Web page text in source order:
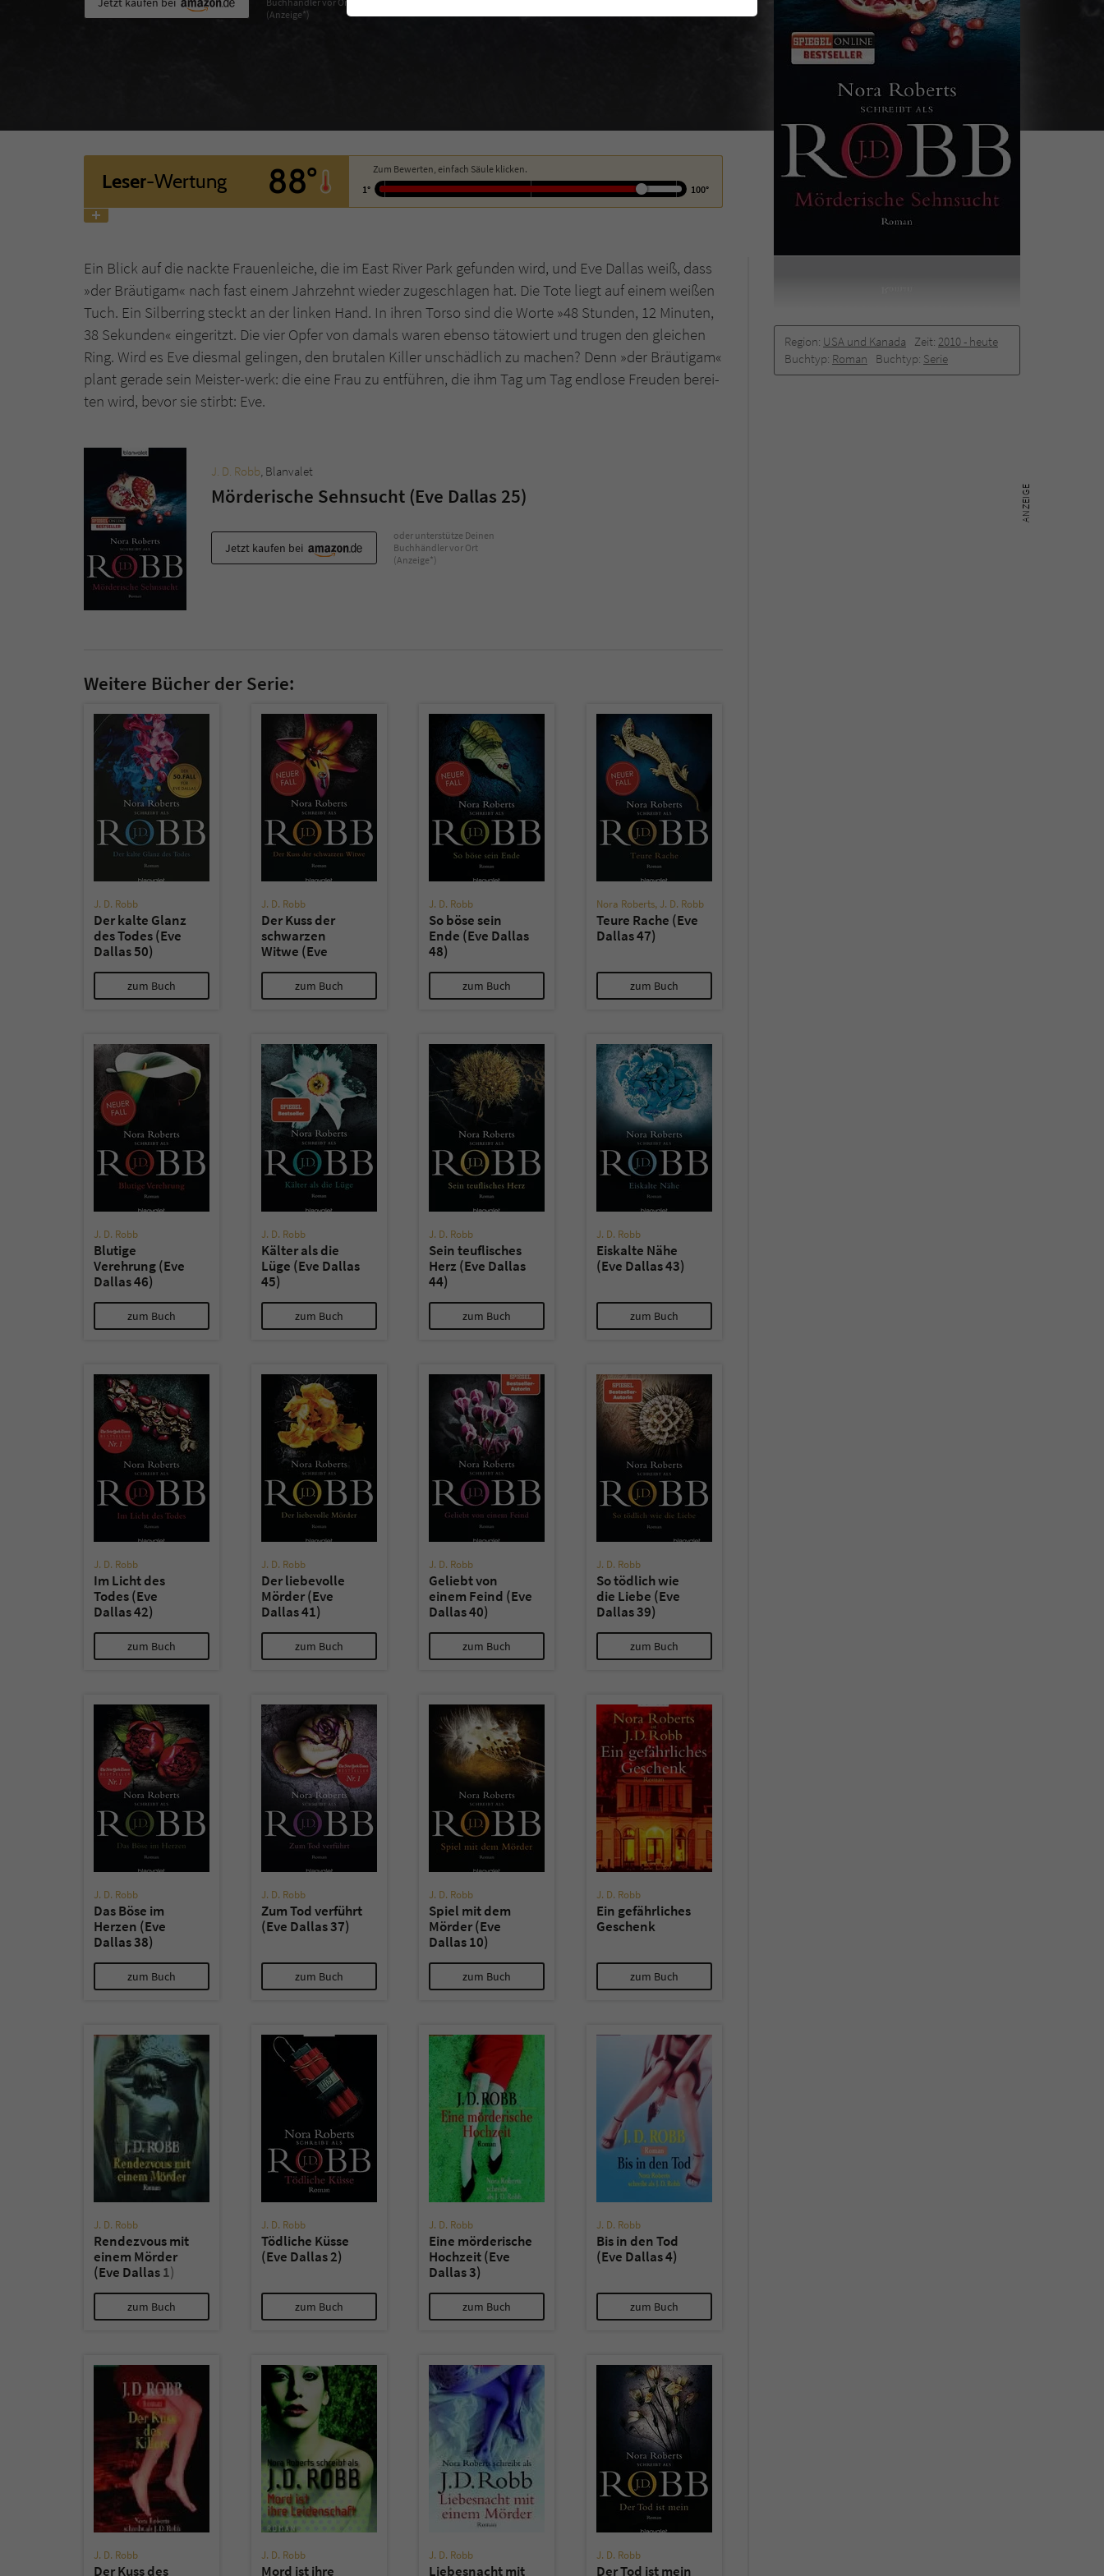
Region: USA und Kanada Zeit: 2010 -­ heute
Buchtyp: Roman Buchtyp: Serie
(Anzeige*)
Leser-Wertung 88°
Zum Bewerten, einfach Säule klicken.
1°
100°
Ein Blick auf die nackte Frauenleiche, die im East River Park gefunden wird, und Eve Dallas weiß, dass
»der Bräutigam« nach fast einem Jahrzehnt wieder zugeschlagen hat. Die Tote liegt auf einem weißen
Tuch. Ein Silberring steckt an der linken Hand. In ihren Torso sind die Worte »48 Stunden, 12 Minuten,
38 Sekunden« eingeritzt. Die vier Opfer von damals waren ebenso tätowiert und trugen den gleichen
Ring. Wird es Eve diesmal gelingen, den brutalen Killer unschädlich zu machen? Denn »der Bräutigam«
plant gerade sein Meister-werk: die eine Frau zu entführen, die ihm Tag um Tag endlose Freuden berei-
ten wird, bevor sie stirbt: Eve.
J. D. Robb, Blanvalet
Mörderische Sehnsucht (Eve Dallas 25)
Jetzt kaufen bei
oder unterstütze Deinen
Buchhändler vor Ort
(Anzeige*)
Weitere Bücher der Serie:
J. D. Robb
Der kalte Glanz
des Todes (Eve
Dallas 50)
zum Buch
J. D. Robb
Der Kuss der
schwarzen
Witwe (Eve
zum Buch
J. D. Robb
So böse sein
Ende (Eve Dallas
48)
zum Buch
Nora Roberts, J. D. Robb
Teure Rache (Eve
Dallas 47)
zum Buch
J. D. Robb
Blutige
Verehrung (Eve
Dallas 46)
zum Buch
J. D. Robb
Kälter als die
Lüge (Eve Dallas
45)
zum Buch
J. D. Robb
Sein teuflisches
Herz (Eve Dallas
44)
zum Buch
J. D. Robb
Eiskalte Nähe
(Eve Dallas 43)
zum Buch
J. D. Robb
Im Licht des
Todes (Eve
Dallas 42)
zum Buch
J. D. Robb
Der liebevolle
Mörder (Eve
Dallas 41)
zum Buch
J. D. Robb
Geliebt von
einem Feind (Eve
Dallas 40)
zum Buch
J. D. Robb
So tödlich wie
die Liebe (Eve
Dallas 39)
zum Buch
J. D. Robb
Das Böse im
Herzen (Eve
Dallas 38)
zum Buch
J. D. Robb
Zum Tod verführt
(Eve Dallas 37)
zum Buch
J. D. Robb
Spiel mit dem
Mörder (Eve
Dallas 10)
zum Buch
J. D. Robb
Ein gefährliches
Geschenk
zum Buch
J. D. Robb
Rendezvous mit
einem Mörder
(Eve Dallas 1)
zum Buch
J. D. Robb
Tödliche Küsse
(Eve Dallas 2)
zum Buch
J. D. Robb
Eine mörderische
Hochzeit (Eve
Dallas 3)
zum Buch
J. D. Robb
Bis in den Tod
(Eve Dallas 4)
zum Buch
J. D. Robb
Der Kuss des
J. D. Robb
Mord ist ihre
J. D. Robb
Liebesnacht mit
J. D. Robb
Der Tod ist mein
Zweck
Verwendung von Cookies auf dieser Website zu
speichern.
Anbieter Literatur-Couch Medien GmbH & Co. KG
Laufzeit 1 Jahr
Zweck Cookie für die Bewertung einzelner Buchtitel
den Sicherheitscode des Kontaktformulars zu
überprüfen.
hl=de).